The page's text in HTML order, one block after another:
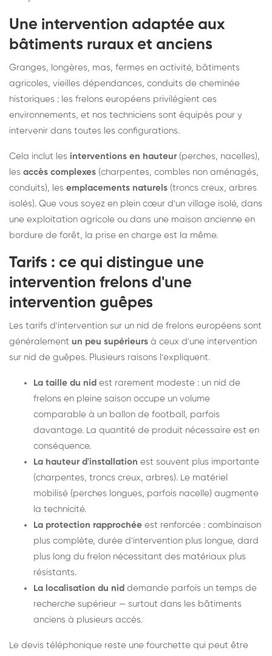
Une intervention adaptée aux
bâtiments ruraux et anciens
Granges, longères, mas, fermes en activité, bâtiments
agricoles, vieilles dépendances, conduits de cheminée
historiques : les frelons européens privilégient ces
environnements, et nos techniciens sont équipés pour y
intervenir dans toutes les configurations.
Cela inclut les interventions en hauteur (perches, nacelles),
les accès complexes (charpentes, combles non aménagés,
conduits), les emplacements naturels (troncs creux, arbres
isolés). Que vous soyez en plein cœur d'un village isolé, dans
une exploitation agricole ou dans une maison ancienne en
bordure de forêt, la prise en charge est la même.
Tarifs : ce qui distingue une
intervention frelons d'une
intervention guêpes
Les tarifs d'intervention sur un nid de frelons européens sont
généralement un peu supérieurs à ceux d'une intervention
sur nid de guêpes. Plusieurs raisons l'expliquent.
La taille du nid est rarement modeste : un nid de
frelons en pleine saison occupe un volume
comparable à un ballon de football, parfois
davantage. La quantité de produit nécessaire est en
conséquence.
La hauteur d'installation est souvent plus importante
(charpentes, troncs creux, arbres). Le matériel
mobilisé (perches longues, parfois nacelle) augmente
la technicité.
La protection rapprochée est renforcée : combinaison
plus complète, durée d'intervention plus longue, dard
plus long du frelon nécessitant des matériaux plus
résistants.
La localisation du nid demande parfois un temps de
recherche supérieur — surtout dans les bâtiments
anciens à plusieurs accès.
Le devis téléphonique reste une fourchette qui peut être